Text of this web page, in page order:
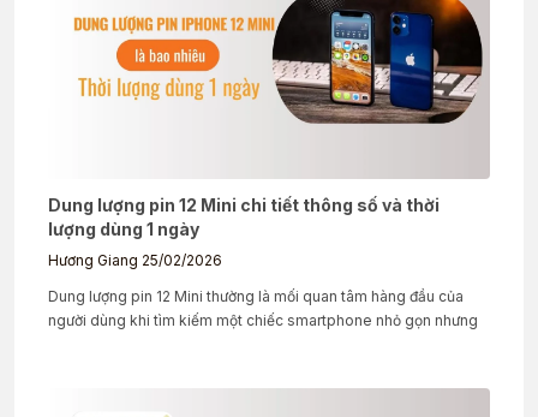
Dung lượng pin 12 Mini chi tiết thông số và thời
lượng dùng 1 ngày
Hương Giang 25/02/2026
Dung lượng pin 12 Mini thường là mối quan tâm hàng đầu của
người dùng khi tìm kiếm một chiếc smartphone nhỏ gọn nhưng